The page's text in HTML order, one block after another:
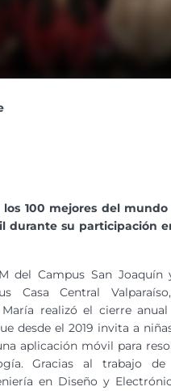
100 mejores del
durante su participación
del Campus San Joaquín
Casa Central
realizó el cierre
desde el 2019 invita a
aplicación móvil para
Gracias al trabajo de
en Diseño y